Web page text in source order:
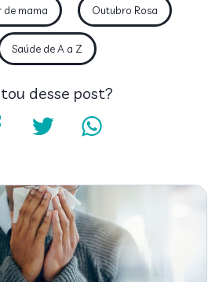
de mama Outubro Rosa
Saúde de A a Z
desse post?